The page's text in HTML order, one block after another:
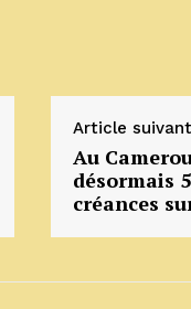
Article suivant
Au
désormais
créances